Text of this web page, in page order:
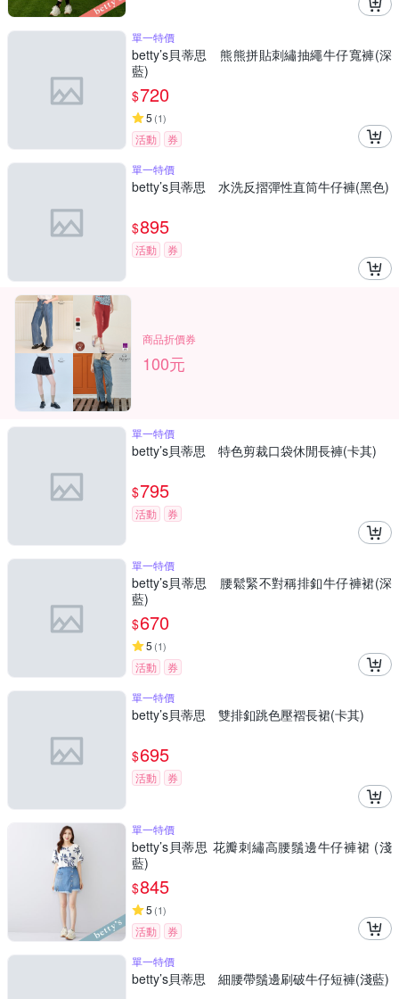
單一特價
betty’s貝蒂思 熊熊拼貼刺繡抽繩牛仔寬褲(深
藍)
$720
5 (1)
活動
券
單一特價
betty’s貝蒂思 水洗反摺彈性直筒牛仔褲(黑色)
$895
活動 券
商品折價券
100元
單一特價
betty’s貝蒂思 特色剪裁口袋休閒長褲(卡其)
$795
活動 券
單一特價
betty’s貝蒂思 腰鬆緊不對稱排釦牛仔褲裙(深
藍)
$670
5 (1)
活動
券
單一特價
betty’s貝蒂思 雙排釦跳色壓褶長裙(卡其)
$695
活動 券
單一特價
betty’s貝蒂思 花瓣刺繡高腰鬚邊牛仔褲裙 (淺
藍)
$845
5 (1)
活動
券
單一特價
betty’s貝蒂思 細腰帶鬚邊刷破牛仔短褲(淺藍)